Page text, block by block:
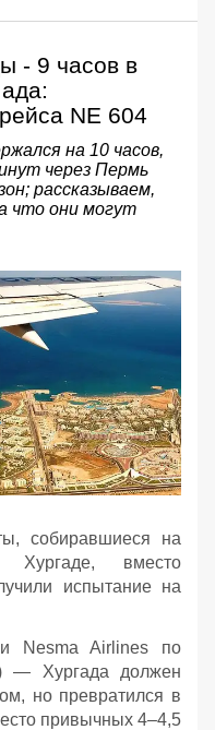
- 9 часов в
NE 604
на 10 часов,
через Пермь
рассказываем,
что они могут
собиравшиеся на
вместо
испытание на
Nesma Airlines по
— Хургада должен
но превратился в
привычных 4–4,5